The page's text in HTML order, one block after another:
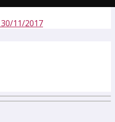
11/2017